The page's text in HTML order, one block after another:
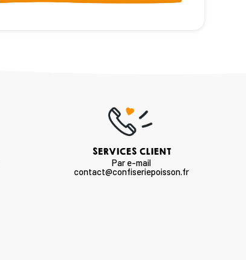
SERVICES CLIENT
Par e-mail
contact@confiseriepoisson.fr